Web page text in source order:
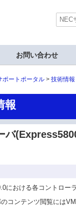
お問い合わせ
ポートポータル 技術情
報
バ
における各コントロー
コンテンツ閲覧には